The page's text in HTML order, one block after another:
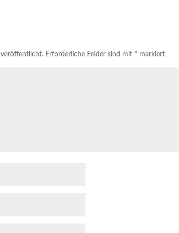
Erforderliche Felder sind mit * markiert